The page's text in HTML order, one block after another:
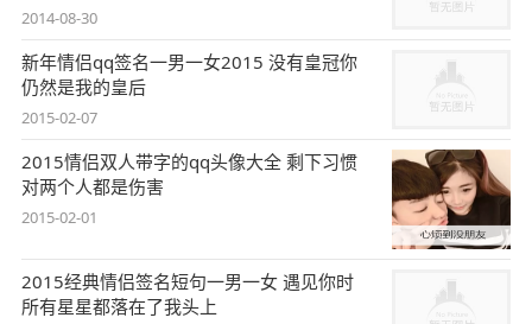
2014-08-30
新年情侣qq签名一男一女2015 没有皇冠你
仍然是我的皇后
2015-02-07
2015情侣双人带字的qq头像大全 剩下习惯
对两个人都是伤害
2015-02-01
2015经典情侣签名短句一男一女 遇见你时
所有星星都落在了我头上